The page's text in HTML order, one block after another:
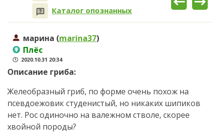
Каталог опознанных
марина (marina37)
Плёс
2020.10.31 20:34
Описание гриба:
Желеобразный гриб, по форме очень похож на
псевдоежовик студенистый, но никаких шипиков
нет. Рос одиночно на валежном стволе, скорее
хвойной породы?